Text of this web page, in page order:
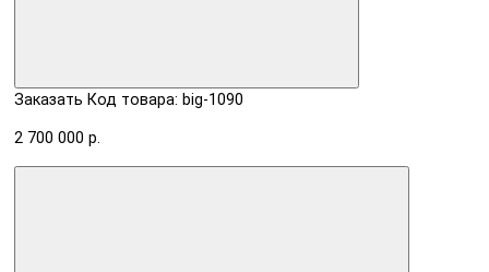
Заказать Код товара: big-1090
2 700 000 р.